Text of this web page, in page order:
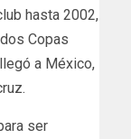
hasta 2002,
Copas
a México,
ser